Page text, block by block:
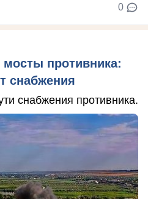
0
противника:
снабжения
снабжения противника.